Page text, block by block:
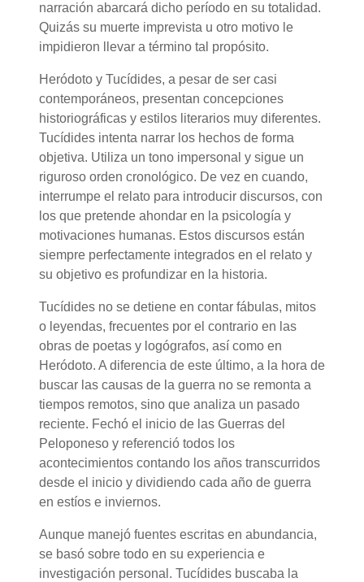
narración abarcará dicho período en su totalidad.
Quizás su muerte imprevista u otro motivo le
impidieron llevar a término tal propósito.
Heródoto y Tucídides, a pesar de ser casi
contemporáneos, presentan concepciones
historiográficas y estilos literarios muy diferentes.
Tucídides intenta narrar los hechos de forma
objetiva. Utiliza un tono impersonal y sigue un
riguroso orden cronológico. De vez en cuando,
interrumpe el relato para introducir discursos, con
los que pretende ahondar en la psicología y
motivaciones humanas. Estos discursos están
siempre perfectamente integrados en el relato y
su objetivo es profundizar en la historia.
Tucídides no se detiene en contar fábulas, mitos
o leyendas, frecuentes por el contrario en las
obras de poetas y logógrafos, así como en
Heródoto. A diferencia de este último, a la hora de
buscar las causas de la guerra no se remonta a
tiempos remotos, sino que analiza un pasado
reciente. Fechó el inicio de las Guerras del
Peloponeso y referenció todos los
acontecimientos contando los años transcurridos
desde el inicio y dividiendo cada año de guerra
en estíos e inviernos.
Aunque manejó fuentes escritas en abundancia,
se basó sobre todo en su experiencia e
investigación personal. Tucídides buscaba la